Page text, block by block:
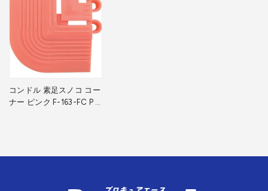
コンドル 素足スノコ コー
ナー ピンク F-163-FC P 1